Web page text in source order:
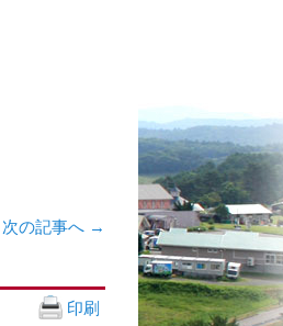
次の記事へ →
印刷